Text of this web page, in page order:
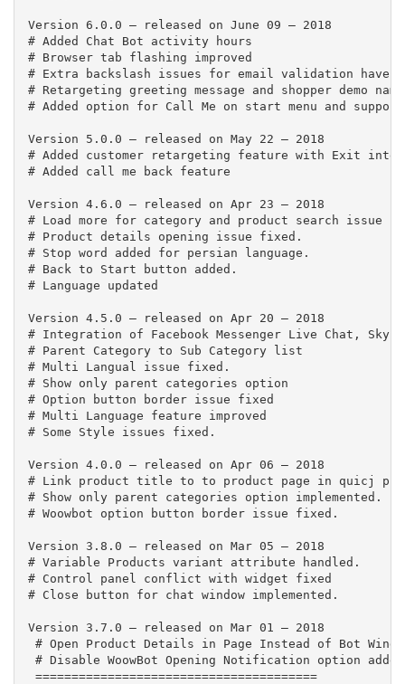
Version 6.0.0 – released on June 09 – 2018
# Added Chat Bot activity hours
# Browser tab flashing improved
# Extra backslash issues for email validation have
# Retargeting greeting message and shopper demo
# Added option for Call Me on start menu and support
Version 5.0.0 – released on May 22 – 2018
# Added customer retargeting feature with Exit
# Added call me back feature
Version 4.6.0 – released on Apr 23 – 2018
# Load more for category and product search issue
# Product details opening issue fixed.
# Stop word added for persian language.
# Back to Start button added.
# Language updated
Version 4.5.0 – released on Apr 20 – 2018
# Integration of Facebook Messenger Live Chat,
# Parent Category to Sub Category list
# Multi Langual issue fixed.
# Show only parent categories option
# Option button border issue fixed
# Multi Language feature improved
# Some Style issues fixed.
Version 4.0.0 – released on Apr 06 – 2018
# Link product title to to product page in quicj
# Show only parent categories option implemented.
# Woowbot option button border issue fixed.
Version 3.8.0 – released on Mar 05 – 2018
# Variable Products variant attribute handled.
# Control panel conflict with widget fixed
# Close button for chat window implemented.
Version 3.7.0 – released on Mar 01 – 2018
# Open Product Details in Page Instead of Bot
# Disable WoowBot Opening Notification option added
=======================================